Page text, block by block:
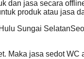
dan jasa secara
produk atau jasa
Maka jasa sedot